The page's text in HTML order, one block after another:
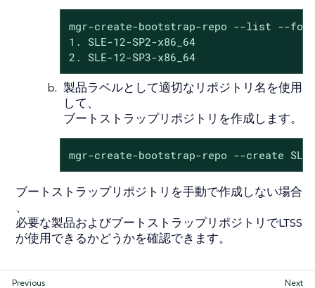
mgr-create-bootstrap-repo --list --
1. SLE-12-SP2-x86_64
2. SLE-12-SP3-x86_64
製品ラベルとして適切なリポジトリ名を使用
して、
ブートストラップリポジトリを作成します。
mgr-create-bootstrap-repo --create
ブートストラップリポジトリを手動で作成しない場合
、
必要な製品およびブートストラップリポジトリでLTSS
が使用できるかどうかを確認できます。